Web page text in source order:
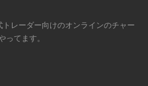
レーダー向けのオンラインのチャー
ってます。